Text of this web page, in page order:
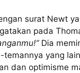
surat Newt
pada
Dia
temannya yang
dan optimisme